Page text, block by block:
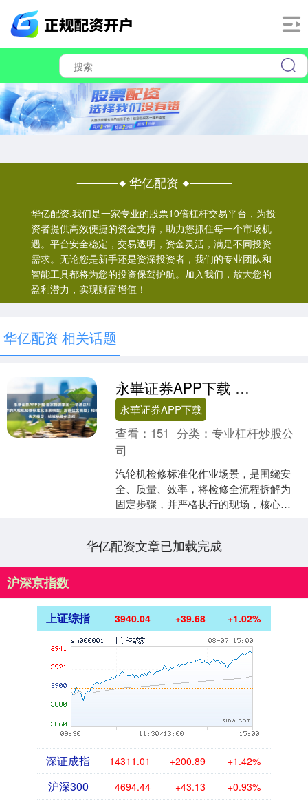
华亿配资
华亿配资,我们是一家专业的股票10倍杠杆交易平台，为投
资者提供高效便捷的资金支持，助力您抓住每一个市场机
遇。平台安全稳定，交易透明，资金灵活，满足不同投资
需求。无论您是新手还是资深投资者，我们的专业团队和
智能工具都将为您的投资保驾护航。加入我们，放大您的
盈利潜力，实现财富增值！
华亿配资 相关话题
永崋证券APP下载 国家能源集团——华源汉川电厂定制制作的汽轮机检修标准化场景模型；湖南优艺模型；检修标准化流程
永華证券APP下载
查看： 151 分类：专业杠杆炒股公
司
汽轮机检修标准化作业场景，是围绕安
全、质量、效率，将检修全流程拆解为
固定步骤，并严格执行的现场，核心是
华亿配资文章已加载完成
沪深京指数
上证综指 3940.04 +39.68 +1.02%
深证成指 14311.01 +200.89 +1.42%
沪深300 4694.44 +43.13 +0.93%